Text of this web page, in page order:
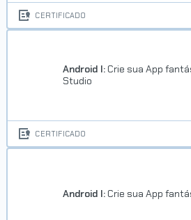
end
CERTIFICADO
Android I: Crie sua App
Studio
CERTIFICADO
Android I: Crie sua App